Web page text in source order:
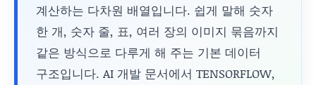
계산하는 다차원 배열입니다. 쉽게 말해 숫자
한 개, 숫자 줄, 표, 여러 장의 이미지 묶음까지
같은 방식으로 다루게 해 주는 기본 데이터
구조입니다. AI 개발 문서에서 TENSORFLOW,